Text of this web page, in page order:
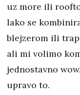
uz more ili
lako se
blejzerom ili
ali mi volimo
jednostavno
upravo to.